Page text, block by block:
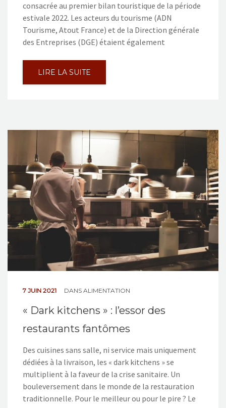
consacrée au premier bilan touristique de la période
estivale 2022. Les acteurs du tourisme (ADN
Tourisme, Atout France) et de la Direction générale
des Entreprises (DGE) étaient également
LIRE LA SUITE
7 JUIN 2021 DANS ALIMENTATION
« Dark kitchens » : l’essor des
restaurants fantômes
Des cuisines sans salle, ni service mais uniquement
dédiées à la livraison, les « dark kitchens » se
multiplient à la faveur de la crise sanitaire. Un
bouleversement dans le monde de la restauration
traditionnelle. Pour le meilleur ou pour le pire ? Le